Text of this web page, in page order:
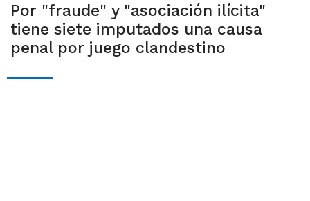
Por "fraude" y "asociación ilícita"
tiene siete imputados una causa
penal por juego clandestino